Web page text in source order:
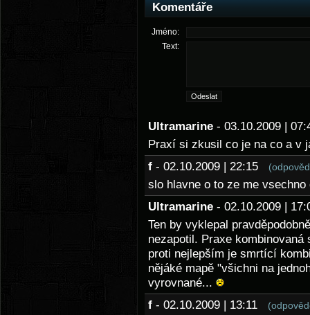
Komentáře
Jméno:
Text:
Ultramarine - 03.10.2009 |
Praxí si zkusil co je na co a v
f - 02.10.2009 | 22:15
slo hlavne o to ze me vsechno
Ultramarine - 02.10.2009 |
Ten by vyklepal
nezapotil. Praxe
proti nejlepším je smrtící
nějáké mapě "všichni na
vyrovnané...
f - 02.10.2009 | 13:11